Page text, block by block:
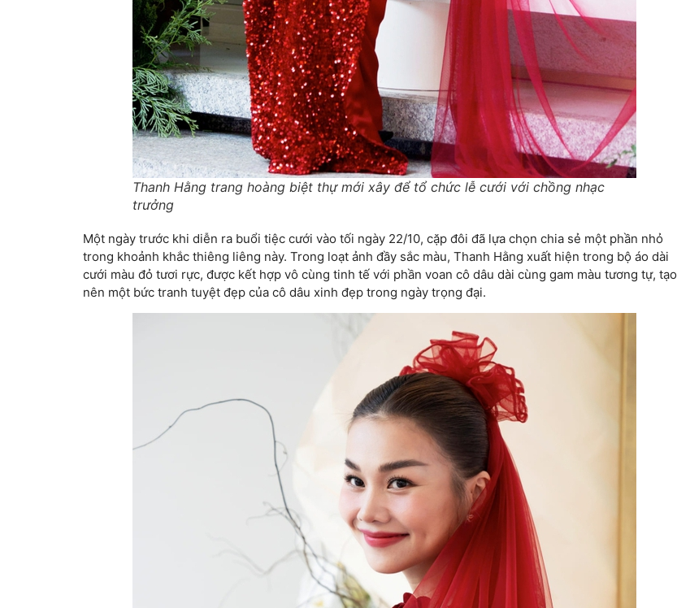
Thanh Hằng trang hoàng biệt thự mới xây để tổ chức lễ cưới với chồng nhạc
trưởng
Một ngày trước khi diễn ra buổi tiệc cưới vào tối ngày 22/10, cặp đôi đã lựa chọn chia sẻ một phần nhỏ
trong khoảnh khắc thiêng liêng này. Trong loạt ảnh đầy sắc màu, Thanh Hằng xuất hiện trong bộ áo dài
cưới màu đỏ tươi rực, được kết hợp vô cùng tinh tế với phần voan cô dâu dài cùng gam màu tương tự, tạo
nên một bức tranh tuyệt đẹp của cô dâu xinh đẹp trong ngày trọng đại.